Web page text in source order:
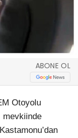
ABONE OL
Otoyolu
mevkiinde